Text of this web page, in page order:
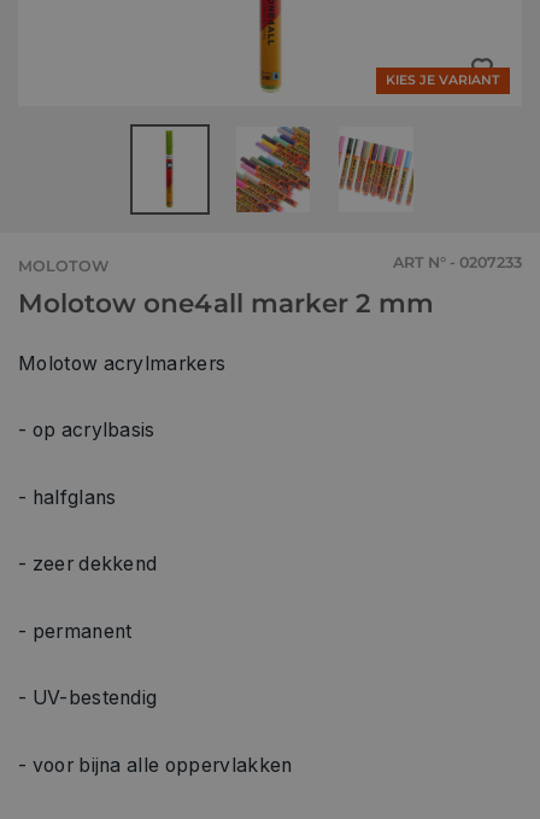
KIES JE VARIANT
MOLOTOW ART N° - 0207233
Molotow one4all marker 2 mm
Molotow acrylmarkers
- op acrylbasis
- halfglans
- zeer dekkend
- permanent
- UV-bestendig
- voor bijna alle oppervlakken